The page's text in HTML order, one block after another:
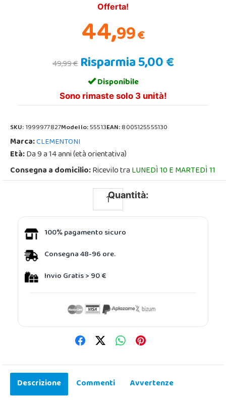
Offerta!
44,99€
49,99 € Risparmia 5,00 €
Disponibile
Sono rimaste solo 3 unità!
SKU:1999977827Modello:55513EAN:8005125555130
Marca:CLEMENTONI
Età:Da 9 a 14 anni (età orientativa)
Consegna a domicilio:Ricevilo traLUNEDÌ 10 E MARTEDÌ 11
Quantità:
100% pagamento sicuro
Consegna 48-96 ore.
Invio Gratis > 90 €
Descrizione Commenti Avvertenze